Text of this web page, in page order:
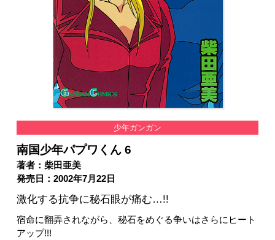
少年ガンガン
南国少年パプワくん 6
著者：柴田亜美
発売日：2002年7月22日
激化する抗争に秘石眼が痛む…!!
宿命に翻弄されながら、秘石をめぐる争いはさらにヒート
アップ!!!